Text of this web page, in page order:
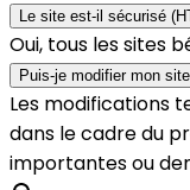
Le site est-il sécurisé
Oui, tous les sites
Puis-je modifier mon
Les modifications
dans le cadre du
importantes ou